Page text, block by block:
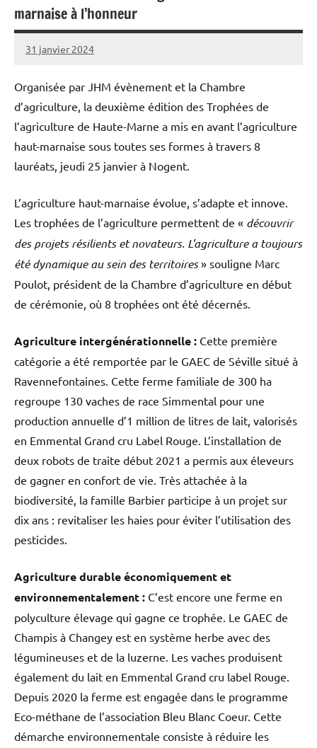
marnaise à l’honneur
31 janvier 2024
L'Avenir
et
Rural
Organisée par JHM évènement et la Chambre
d’agriculture, la deuxième édition des Trophées de
l’agriculture de Haute-Marne a mis en avant l’agriculture
haut-marnaise sous toutes ses formes à travers 8
lauréats, jeudi 25 janvier à Nogent.
L’agriculture haut-marnaise évolue, s’adapte et innove.
Les trophées de l’agriculture permettent de « découvrir
des projets résilients et novateurs. L’agriculture a toujours
été dynamique au sein des territoires» souligne Marc
Poulot, président de la Chambre d’agriculture en début
de cérémonie, où 8 trophées ont été décernés.
Agriculture intergénérationnelle : Cette première
catégorie a été remportée par le GAEC de Séville situé à
Ravennefontaines. Cette ferme familiale de 300 ha
regroupe 130 vaches de race Simmental pour une
production annuelle d’1 million de litres de lait, valorisés
en Emmental Grand cru Label Rouge. L’installation de
deux robots de traite début 2021 a permis aux éleveurs
de gagner en confort de vie. Très attachée à la
biodiversité, la famille Barbier participe à un projet sur
dix ans : revitaliser les haies pour éviter l’utilisation des
pesticides.
Agriculture durable économiquement et
environnementalement : C’est encore une ferme en
polyculture élevage qui gagne ce trophée. Le GAEC de
Champis à Changey est en système herbe avec des
légumineuses et de la luzerne. Les vaches produisent
également du lait en Emmental Grand cru label Rouge.
Depuis 2020 la ferme est engagée dans le programme
Eco-méthane de l’association Bleu Blanc Coeur. Cette
démarche environnementale consiste à réduire les